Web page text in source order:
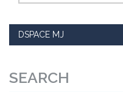
DSPACE MJ
SEARCH